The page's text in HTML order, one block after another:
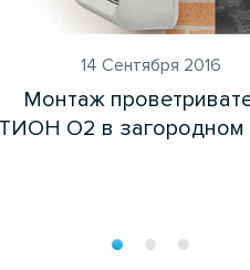
14 Сентября 2016
Монтаж
ТИОН O2 в